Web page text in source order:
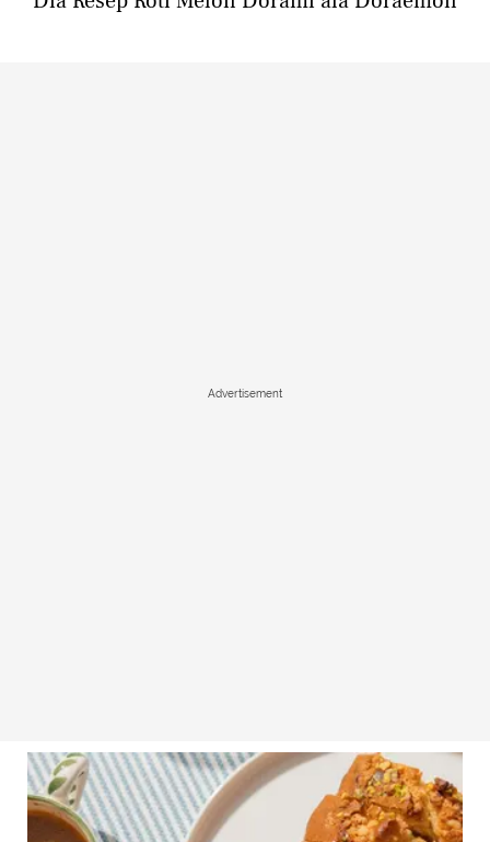
Advertisement